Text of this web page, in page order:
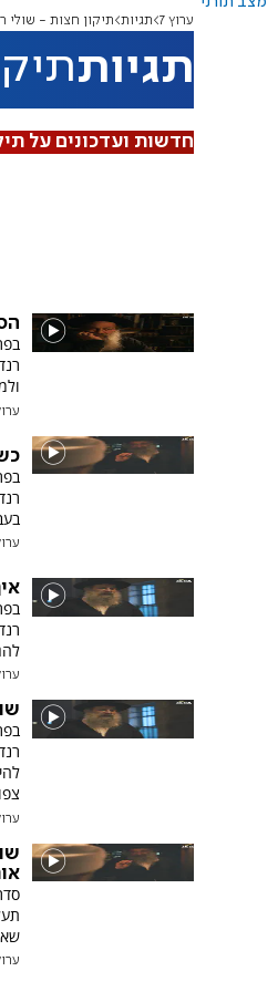
ערוץ 7 תגיות תיקון חצות - שולי
תגיות
חדשות ועדכונים על
צפו